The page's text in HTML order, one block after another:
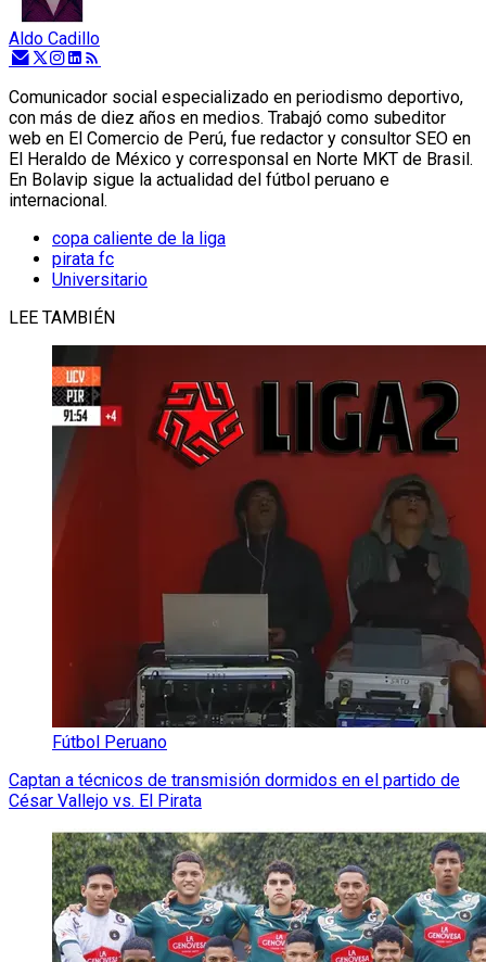
Aldo Cadillo
Comunicador social especializado en periodismo deportivo,
con más de diez años en medios. Trabajó como subeditor
web en El Comercio de Perú, fue redactor y consultor SEO en
El Heraldo de México y corresponsal en Norte MKT de Brasil.
En Bolavip sigue la actualidad del fútbol peruano e
internacional.
copa caliente de la liga
pirata fc
Universitario
LEE TAMBIÉN
Fútbol Peruano
Captan a técnicos de transmisión dormidos en el partido de
César Vallejo vs. El Pirata